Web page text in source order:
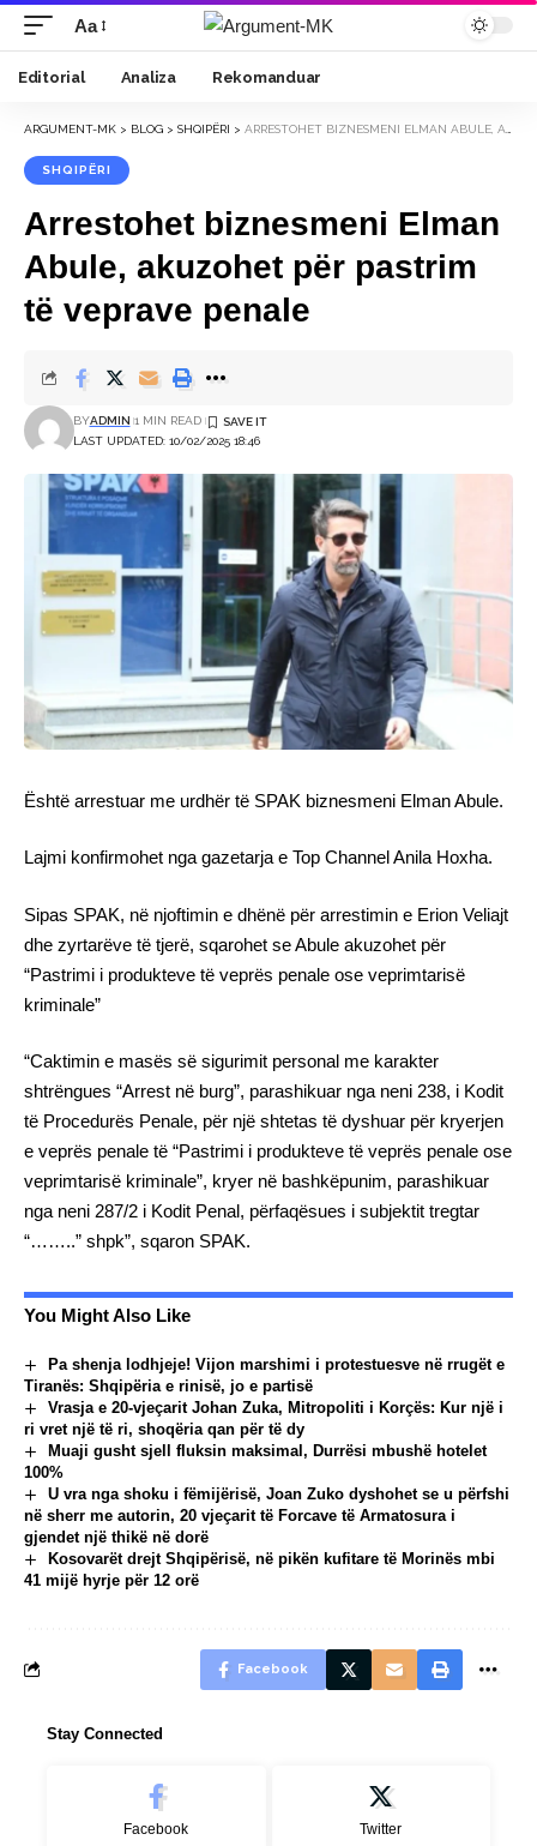
Font
Resizer
Aa
Editorial Analiza Rekomanduar
ARGUMENT-MK > BLOG > SHQIPËRI > ARRESTOHET BIZNESMENI ELMAN ABULE, AKUZOHET PËR PASTRIM TË VEPRAVE PENALE
SHQIPËRI
Arrestohet biznesmeni Elman
Abule, akuzohet për pastrim
të veprave penale
LAST UPDATED: 10/02/2025 18:46
BYADMIN 1 MIN READ
Është arrestuar me urdhër të SPAK biznesmeni Elman Abule.
Lajmi konfirmohet nga gazetarja e Top Channel Anila Hoxha.
Sipas SPAK, në njoftimin e dhënë për arrestimin e Erion Veliajt
dhe zyrtarëve të tjerë, sqarohet se Abule akuzohet për
“Pastrimi i produkteve të veprës penale ose veprimtarisë
kriminale”
“Caktimin e masës së sigurimit personal me karakter
shtrëngues “Arrest në burg”, parashikuar nga neni 238, i Kodit
të Procedurës Penale, për një shtetas të dyshuar për kryerjen
e veprës penale të “Pastrimi i produkteve të veprës penale ose
veprimtarisë kriminale”, kryer në bashkëpunim, parashikuar
nga neni 287/2 i Kodit Penal, përfaqësues i subjektit tregtar
“……..” shpk”, sqaron SPAK.
You Might Also Like
Pa shenja lodhjeje! Vijon marshimi i protestuesve në rrugët e
Tiranës: Shqipëria e rinisë, jo e partisë
Vrasja e 20-vjeçarit Johan Zuka, Mitropoliti i Korçës: Kur një i
ri vret një të ri, shoqëria qan për të dy
Muaji gusht sjell fluksin maksimal, Durrësi mbushë hotelet
100%
U vra nga shoku i fëmijërisë, Joan Zuko dyshohet se u përfshi
në sherr me autorin, 20 vjeçarit të Forcave të Armatosura i
gjendet një thikë në dorë
Kosovarët drejt Shqipërisë, në pikën kufitare të Morinës mbi
41 mijë hyrje për 12 orë
Facebook
Stay Connected
Facebook Twitter